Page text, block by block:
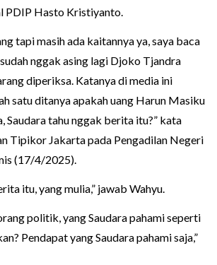
PDIP Hasto Kristiyanto.
tapi masih ada kaitannya ya, saya baca
nggak asing lagi Djoko Tjandra
diperiksa. Katanya di media ini
satu ditanya apakah uang Harun Masiku
Saudara tahu nggak berita itu?” kata
Tipikor Jakarta pada Pengadilan Negeri
(17/4/2025).
itu, yang mulia,” jawab Wahyu.
politik, yang Saudara pahami seperti
Pendapat yang Saudara pahami saja,”